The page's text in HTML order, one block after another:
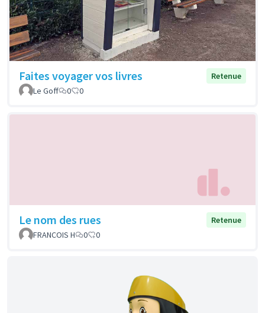
Faites voyager vos livres
Retenue
Le Goff
0 0
Le nom des rues
Retenue
FRANCOIS H
0 0